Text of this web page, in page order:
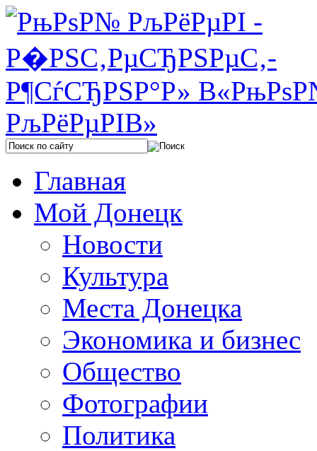
Главная
Мой Донецк
Новости
Культура
Места Донецка
Экономика и бизнес
Общество
Фотографии
Политика